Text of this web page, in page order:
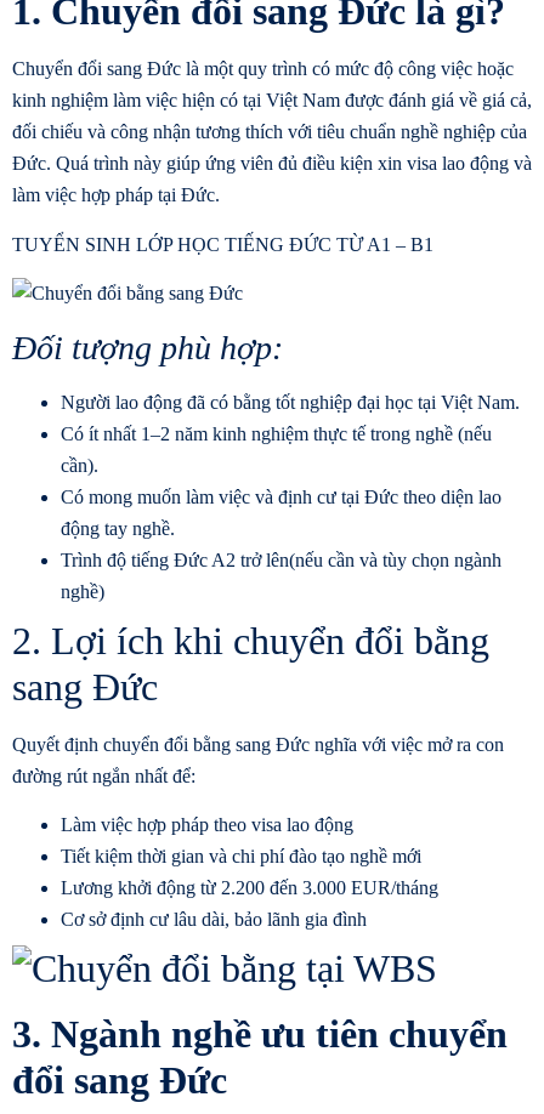
1. Chuyển đổi sang Đức là gì?
Chuyển đổi sang Đức là một quy trình có mức độ công việc hoặc
kinh nghiệm làm việc hiện có tại Việt Nam được đánh giá về giá cả,
đối chiếu và công nhận tương thích với tiêu chuẩn nghề nghiệp của
Đức. Quá trình này giúp ứng viên đủ điều kiện xin visa lao động và
làm việc hợp pháp tại Đức.
TUYỂN SINH LỚP HỌC TIẾNG ĐỨC TỪ A1 – B1
Đối tượng phù hợp:
Người lao động đã có bằng tốt nghiệp đại học tại Việt Nam.
Có ít nhất 1–2 năm kinh nghiệm thực tế trong nghề (nếu
cần).
Có mong muốn làm việc và định cư tại Đức theo diện lao
động tay nghề.
Trình độ tiếng Đức A2 trở lên(nếu cần và tùy chọn ngành
nghề)
2. Lợi ích khi chuyển đổi bằng
sang Đức
Quyết định chuyển đổi bằng sang Đức nghĩa với việc mở ra con
đường rút ngắn nhất để:
Làm việc hợp pháp theo visa lao động
Tiết kiệm thời gian và chi phí đào tạo nghề mới
Lương khởi động từ 2.200 đến 3.000 EUR/tháng
Cơ sở định cư lâu dài, bảo lãnh gia đình
3. Ngành nghề ưu tiên chuyển
đổi sang Đức